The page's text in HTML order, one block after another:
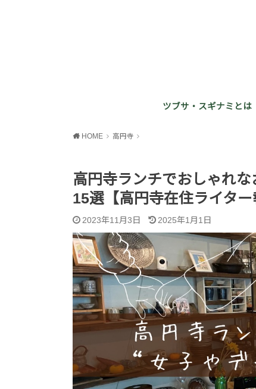
ツブサ・スギナミとは
HOME 高円寺
高円寺ランチでおしゃれ
15選【高円寺在住ライター
2023年11月3日 2025年1月1日